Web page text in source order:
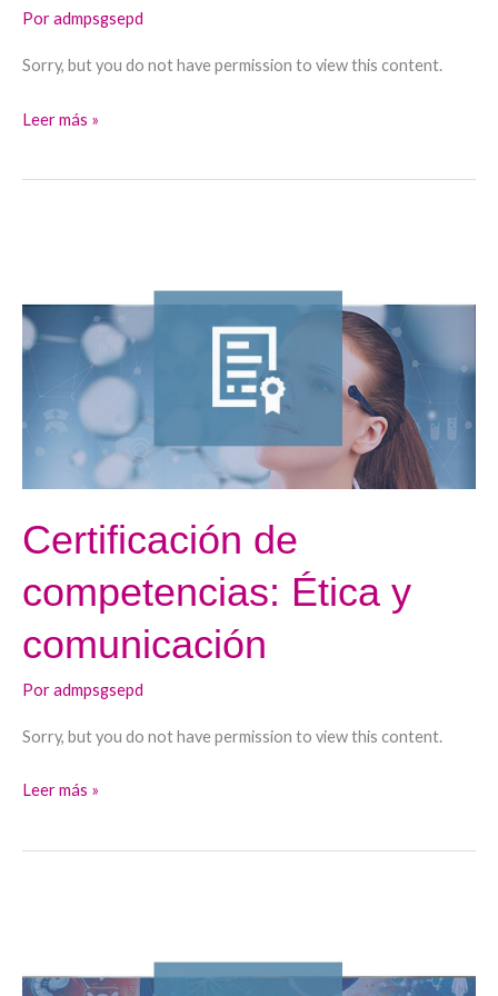
Poradmpsgsepd
Sorry, but you do not have permission to view this content.
Leer más »
Certificación de
competencias: Ética y
comunicación
Poradmpsgsepd
Sorry, but you do not have permission to view this content.
Ética
y
comunicación
Leer más »